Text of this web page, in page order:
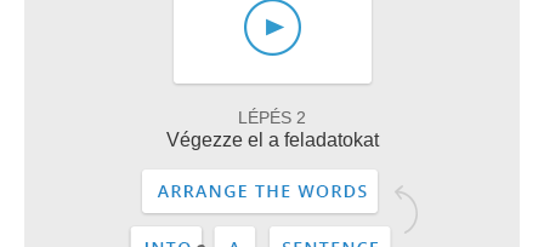
LÉPÉS 2
Végezze el a feladatokat